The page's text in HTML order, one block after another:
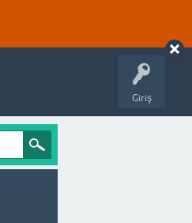
Giriş